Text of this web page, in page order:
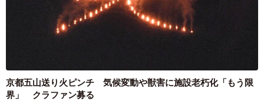
4/5
京都五山送り火ピンチ 気候変動や獣害に施設老朽化「もう限
界」 クラファン募る